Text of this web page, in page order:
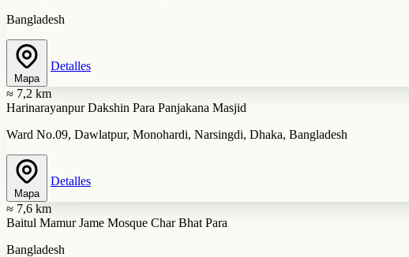
Bangladesh
Mapa
Detalles
≈ 7,2 km
Harinarayanpur Dakshin Para Panjakana Masjid
Ward No.09, Dawlatpur, Monohardi, Narsingdi, Dhaka, Bangladesh
Mapa
Detalles
≈ 7,6 km
Baitul Mamur Jame Mosque Char Bhat Para
Bangladesh